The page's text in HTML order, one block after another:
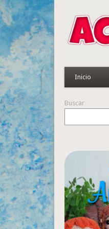
Inicio
Buscar